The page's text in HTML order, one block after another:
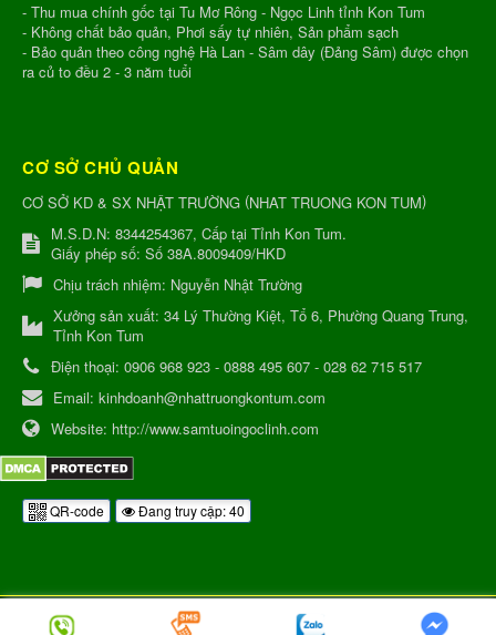
- Thu mua chính gốc tại Tu Mơ Rông - Ngọc Linh tỉnh Kon Tum
- Không chất bảo quản, Phơi sấy tự nhiên, Sản phẩm sạch
- Bảo quản theo công nghệ Hà Lan - Sâm dây (Đảng Sâm) được chọn
ra củ to đều 2 - 3 năm tuổi
CƠ SỞ CHỦ QUẢN
CƠ SỞ KD & SX NHẬT TRƯỜNG (NHAT TRUONG KON TUM)
M.S.D.N: 8344254367, Cấp tại Tỉnh Kon Tum.
Giấy phép số: Số 38A.8009409/HKD
Chịu trách nhiệm: Nguyễn Nhật Trường
Xưởng sản xuất: 34 Lý Thường Kiệt, Tổ 6, Phường Quang Trung,
Tỉnh Kon Tum
Điện thoại: 0906 968 923 - 0888 495 607 - 028 62 715 517
Email: kinhdoanh@nhattruongkontum.com
Website: http://www.samtuoingoclinh.com
QR-code Đang truy cập: 40